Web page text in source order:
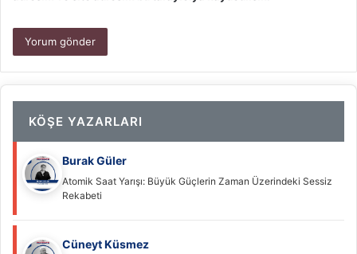
KÖŞE YAZARLARI
Burak Güler
Atomik Saat Yarışı: Büyük Güçlerin Zaman Üzerindeki Sessiz
Rekabeti
Cüneyt Küsmez